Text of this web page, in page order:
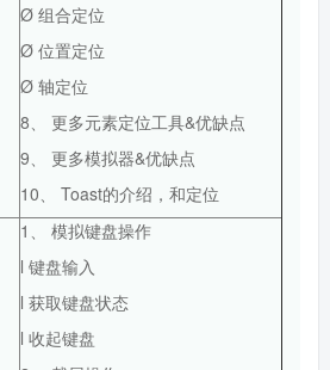
Ø 组合定位
Ø 位置定位
Ø 轴定位
8、 更多元素定位工具&优缺点
9、 更多模拟器&优缺点
10、 Toast的介绍，和定位
1、 模拟键盘操作
l 键盘输入
l 获取键盘状态
l 收起键盘